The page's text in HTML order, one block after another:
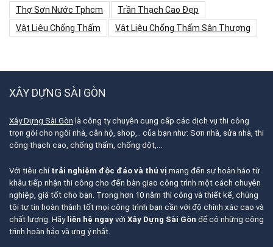
Thợ Sơn Nước Tphcm
Trần Thạch Cao Đẹp
Vật Liệu Chống Thấm
Vật Liệu Chống Thấm Sân Thượng
XÂY DỰNG SÀI GÒN
Xây Dựng Sài Gòn là công ty chuyên cung cấp các dịch vụ thi công
trọn gói cho ngôi nhà, căn hộ, shop,.. của bạn như: Sơn nhà, sửa nhà, thi
công thạch cao, chống thấm, chống dột,…
Với tiêu chí trải nghiệm độc đáo và thú vị mang đến sự hoàn hảo từ
khâu tiếp nhận thi công cho đến bàn giao công trình một cách chuyên
nghiệp, giá tốt cho bạn. Trong hơn 10 năm thi công và thiết kế, chúng
tôi tự tin hoàn thành tốt mọi công trình bạn cần với độ chính xác cao và
chất lượng. Hãy liên hệ ngay với Xây Dựng Sài Gòn để có những công
trình hoàn hảo và ưng ý nhất.